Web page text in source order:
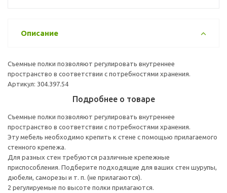
Описание
Съемные полки позволяют регулировать внутреннее
пространство в соответствии с потребностями хранения.
Артикул: 304.397.54
Подробнее о товаре
Съемные полки позволяют регулировать внутреннее
пространство в соответствии с потребностями хранения.
Эту мебель необходимо крепить к стене с помощью прилагаемого
стенного крепежа.
Для разных стен требуются различные крепежные
приспособления. Подберите подходящие для ваших стен шурупы,
дюбели, саморезы и т. п. (не прилагаются).
2 регулируемые по высоте полки прилагаются.